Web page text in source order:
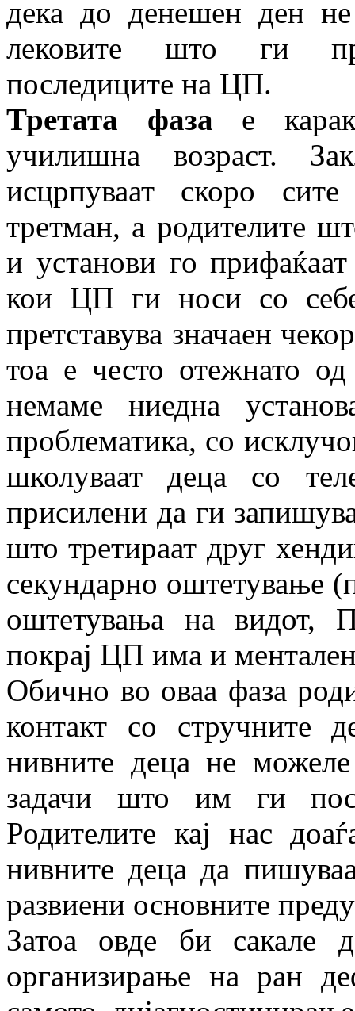
дека до денешен ден
лековите што ги
последиците на ЦП.
Третата фаза е
училишна возраст.
исцрпуваат скоро
третман, а родителите
и установи го
кои ЦП ги носи со
претставува значаен
тоа е често отежнато
немаме ниедна
проблематика, со
школуваат деца со
присилени да ги
што третираат друг
секундарно оштетување
оштетувања на видот,
покрај ЦП има и
Обично во оваа фаза
контакт со стручните
нивните деца не
задачи што им ги
Родителите кај нас
нивните деца да
развиени основните
Затоа овде би сакале
организирање на ран